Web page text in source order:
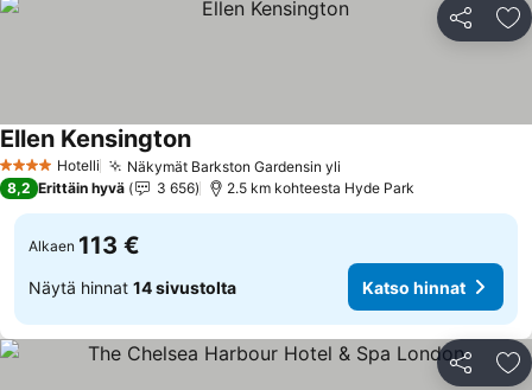
Jaa
4 Tähtiluokitus
Hotelli Näkymät Barkston Gardensin yli
Ellen Kensington
8,2 Erittäin hyvä 3 656 2.5 km kohteesta Hyde Park
Alkaen 113 €
Näytä hinnat 14 sivustolta Katso hinnat
Jaa